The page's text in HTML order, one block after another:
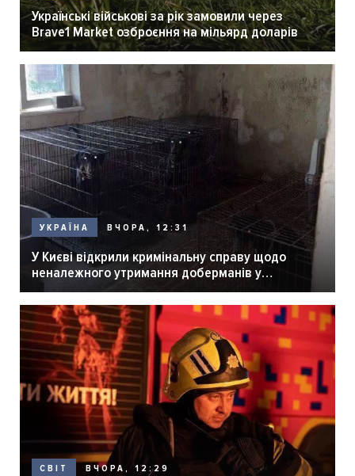
Українські військові за рік замовили через
Brave1 Market озброєння на мільярд доларів
УКРАЇНА ВЧОРА, 12:31
У Києві відкрили кримінальну справу щодо
неналежного утримання доберманів у
розпліднику
СВІТ ВЧОРА, 12:29